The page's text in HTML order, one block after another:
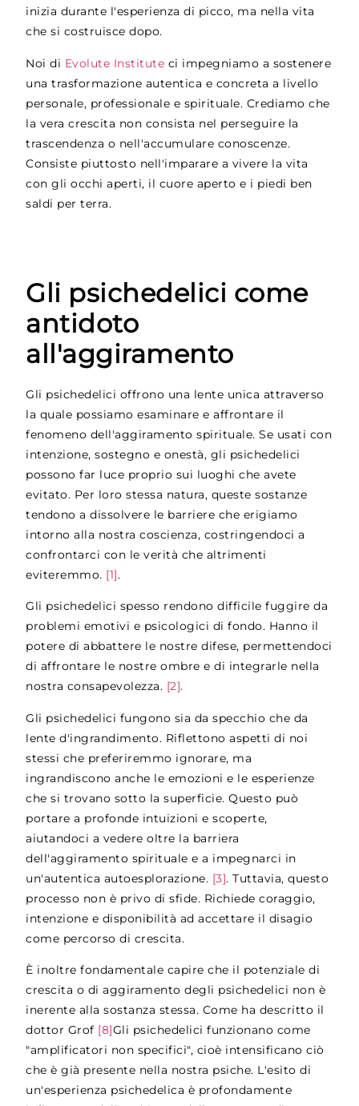
inizia durante l'esperienza di picco, ma nella vita
che si costruisce dopo.
Noi di Evolute Institute ci impegniamo a sostenere
una trasformazione autentica e concreta a livello
personale, professionale e spirituale. Crediamo che
la vera crescita non consista nel perseguire la
trascendenza o nell'accumulare conoscenze.
Consiste piuttosto nell'imparare a vivere la vita
con gli occhi aperti, il cuore aperto e i piedi ben
saldi per terra.
Gli psichedelici come
antidoto
all'aggiramento
Gli psichedelici offrono una lente unica attraverso
la quale possiamo esaminare e affrontare il
fenomeno dell'aggiramento spirituale. Se usati con
intenzione, sostegno e onestà, gli psichedelici
possono far luce proprio sui luoghi che avete
evitato. Per loro stessa natura, queste sostanze
tendono a dissolvere le barriere che erigiamo
intorno alla nostra coscienza, costringendoci a
confrontarci con le verità che altrimenti
eviteremmo. [1].
Gli psichedelici spesso rendono difficile fuggire da
problemi emotivi e psicologici di fondo. Hanno il
potere di abbattere le nostre difese, permettendoci
di affrontare le nostre ombre e di integrarle nella
nostra consapevolezza. [2].
Gli psichedelici fungono sia da specchio che da
lente d'ingrandimento. Riflettono aspetti di noi
stessi che preferiremmo ignorare, ma
ingrandiscono anche le emozioni e le esperienze
che si trovano sotto la superficie. Questo può
portare a profonde intuizioni e scoperte,
aiutandoci a vedere oltre la barriera
dell'aggiramento spirituale e a impegnarci in
un'autentica autoesplorazione. [3]. Tuttavia, questo
processo non è privo di sfide. Richiede coraggio,
intenzione e disponibilità ad accettare il disagio
come percorso di crescita.
È inoltre fondamentale capire che il potenziale di
crescita o di aggiramento degli psichedelici non è
inerente alla sostanza stessa. Come ha descritto il
dottor Grof [8]Gli psichedelici funzionano come
"amplificatori non specifici", cioè intensificano ciò
che è già presente nella nostra psiche. L'esito di
un'esperienza psichedelica è profondamente